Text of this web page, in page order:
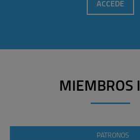
ACCEDE
MIEMBROS
PATRONOS